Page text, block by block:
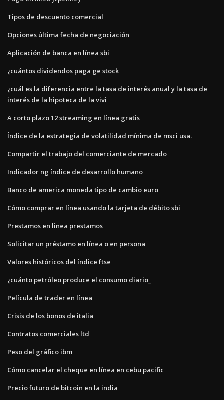
Tipos de descuento comercial
Opciones última fecha de negociación
Aplicación de banca en línea sbi
¿cuántos dividendos paga ge stock
¿cuál es la diferencia entre la tasa de interés anual y la tasa de
interés de la hipoteca de la vivi
A corto plazo 12 streaming en línea gratis
Índice de la estrategia de volatilidad mínima de msci usa.
Compartir el trabajo del comerciante de mercado
Indicador ng índice de desarrollo humano
Banco de america moneda tipo de cambio euro
Cómo comprar en línea usando la tarjeta de débito sbi
Prestamos en linea prestamos
Solicitar un préstamo en línea o en persona
Valores históricos del índice ftse
¿cuánto petróleo produce el consumo diario_
Película de trader en línea
Crisis de los bonos de italia
Contratos comerciales ltd
Peso del gráfico ibm
Cómo cancelar el cheque en línea en cebu pacific
Precio futuro de bitcoin en la india